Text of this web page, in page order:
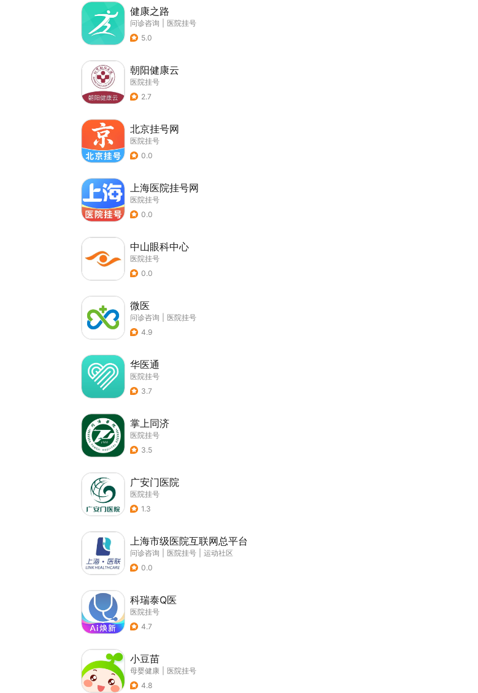
健康之路
问诊咨询
医院挂号
5.0
朝阳健康云
医院挂号
2.7
北京挂号网
医院挂号
0.0
上海医院挂号网
医院挂号
0.0
中山眼科中心
医院挂号
0.0
微医
问诊咨询
医院挂号
4.9
华医通
医院挂号
3.7
掌上同济
医院挂号
3.5
广安门医院
医院挂号
1.3
上海市级医院互联网总平台
问诊咨询 医院挂号
运动社区
0.0
科瑞泰Q医
医院挂号
4.7
小豆苗
母婴健康
医院挂号
4.8